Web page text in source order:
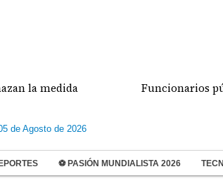
Funcionarios
de Agosto de 2026
⚽ PASIÓN MUNDIALISTA 2026